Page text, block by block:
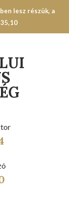
lesz részük, a